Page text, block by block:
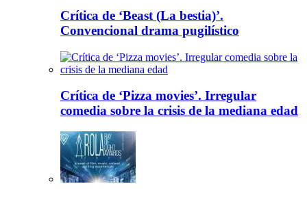
Crítica de ‘Beast (La bestia)’.
Convencional drama pugilístico
Crítica de ‘Pizza movies’. Irregular
comedia sobre la crisis de la mediana edad